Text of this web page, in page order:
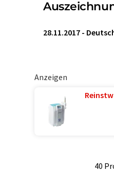
28.11.2017 -
Anzeigen
40